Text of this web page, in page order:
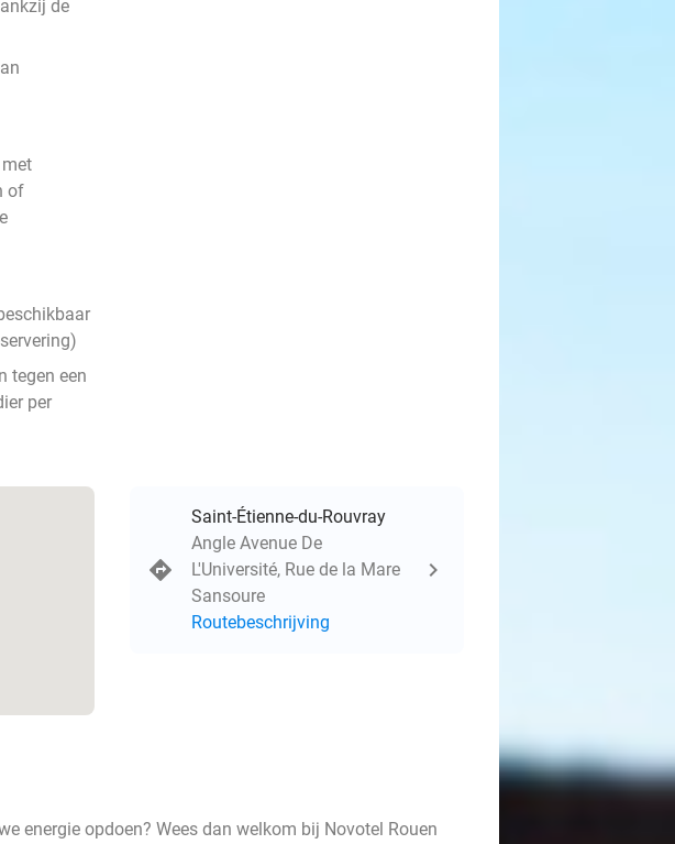
de
of
tegen een
per
Saint-Étienne-du-Rouvray
Angle Avenue De
L'Université, Rue de la Mare
Sansoure
Routebeschrijving
energie opdoen? Wees dan welkom bij Novotel Rouen